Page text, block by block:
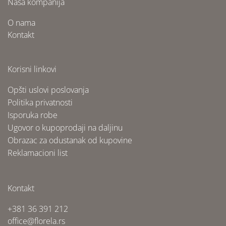
O nama
Kontakt
Korisni linkovi
Opšti uslovi poslovanja
Politika privatnosti
Isporuka robe
Ugovor o kupoprodaji na daljinu
Obrazac za odustanak od kupovine
Reklamacioni list
Kontakt
+381 36 391 212
office@florela.rs